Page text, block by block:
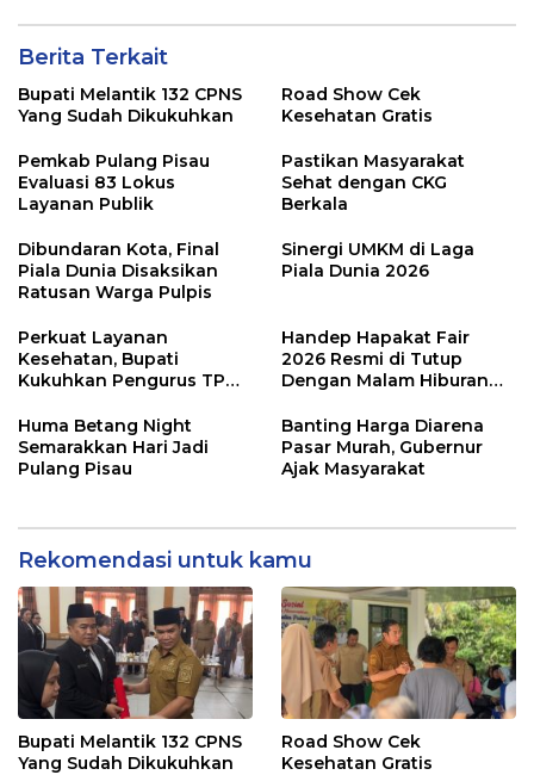
Berita Terkait
Bupati Melantik 132 CPNS
Yang Sudah Dikukuhkan
Road Show Cek
Kesehatan Gratis
Pemkab Pulang Pisau
Evaluasi 83 Lokus
Layanan Publik
Pastikan Masyarakat
Sehat dengan CKG
Berkala
Dibundaran Kota, Final
Piala Dunia Disaksikan
Ratusan Warga Pulpis
Sinergi UMKM di Laga
Piala Dunia 2026
Perkuat Layanan
Kesehatan, Bupati
Kukuhkan Pengurus TP
Handep Hapakat Fair
2026 Resmi di Tutup
Dengan Malam Hiburan
Huma Betang Night
Semarakkan Hari Jadi
Pulang Pisau
Banting Harga Diarena
Pasar Murah, Gubernur
Ajak Masyarakat
Rekomendasi untuk kamu
Bupati Melantik 132 CPNS
Yang Sudah Dikukuhkan
Road Show Cek
Kesehatan Gratis